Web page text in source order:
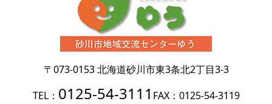
〒073-0153北海道砂川市東3条北2丁目3-3
TEL： 0125-54-3111 FAX：0125-54-3119